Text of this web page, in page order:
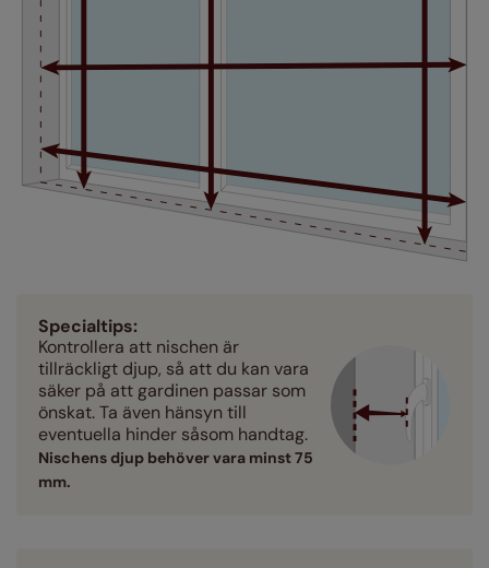
Specialtips:
Kontrollera att nischen är
tillräckligt djup, så att du kan vara
säker på att gardinen passar som
önskat. Ta även hänsyn till
eventuella hinder såsom handtag.
Nischens djup behöver vara minst 75
mm.